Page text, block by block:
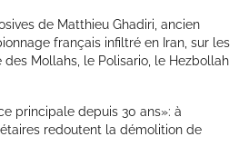
de Matthieu Ghadiri, ancien
français infiltré en Iran, sur les
des Mollahs, le Polisario, le Hezbollah
principale depuis 30 ans»: à
redoutent la démolition de